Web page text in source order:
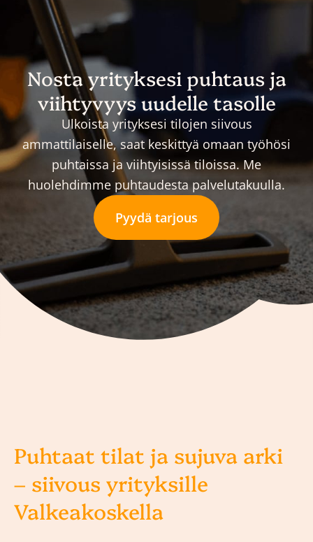
Nosta yrityksesi puhtaus ja
viihtyvyys uudelle tasolle
Ulkoista yrityksesi tilojen siivous
ammattilaiselle, saat keskittyä omaan työhösi
puhtaissa ja viihtyisissä tiloissa. Me
huolehdimme puhtaudesta palvelutakuulla.
Pyydä tarjous
Puhtaat tilat ja sujuva arki
– siivous yrityksille
Valkeakoskella